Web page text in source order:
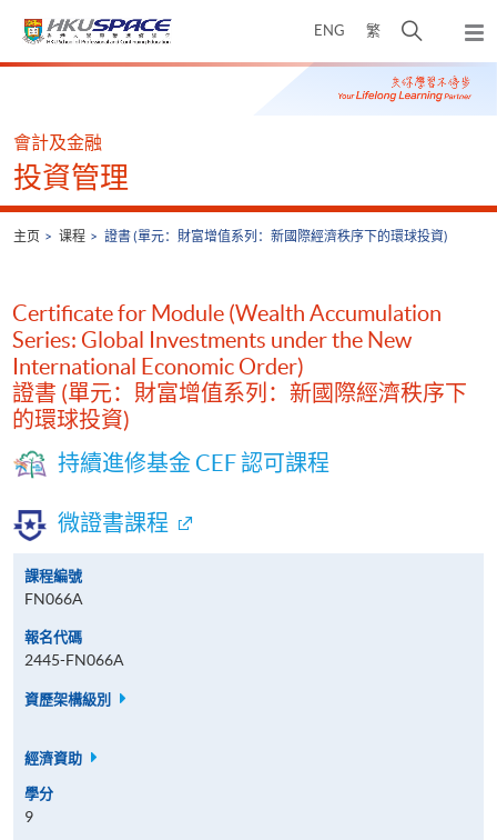
ENG 繁
开
搜
寻
弹
出
主
Main
會計及金融
投資管理
主页 课程 證書 (單元：財富增值系列：新國際經濟秩序下的環球投資)
Certificate for Module (Wealth Accumulation
Series: Global Investments under the New
International Economic Order)
證書 (單元：財富增值系列：新國際經濟秩序下
的環球投資)
持續進修基金 CEF 認可課程
微證書課程
課程編號
FN066A
報名代碼
2445-FN066A
資歷架構級別
經濟資助
學分
9